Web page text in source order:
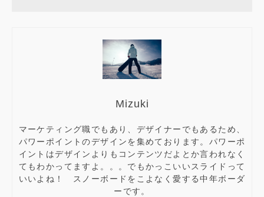
Mizuki
マーケティング職でもあり、デザイナーでもあるため、
パワーポイントのデザインを集めております。パワーポ
イントはデザインよりもコンテンツだよとか言われなく
てもわかってますよ。。。でもかっこいいスライドって
いいよね！ スノーボードをこよなく愛する中年ボーダ
ーです。